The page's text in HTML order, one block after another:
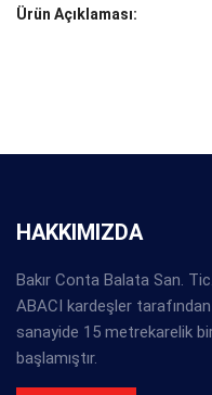
Ürün Açıklaması:
HAKKIMIZDA
Bakır Conta Balata San.
ABACI kardeşler tarafından
sanayide 15 metrekarelik
başlamıştır.